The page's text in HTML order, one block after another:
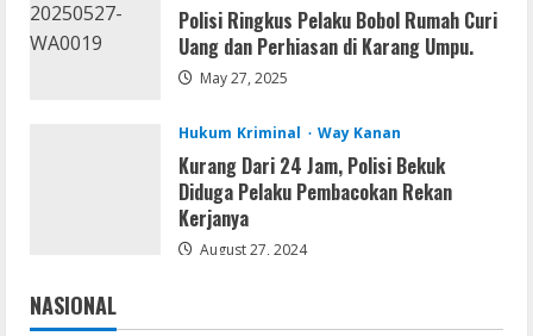
Movies
Vertex Force 2026 BRRip UHD DDP5.1
𝐘𝐢𝐟𝐲 𝐌𝐨𝐯𝐢𝐞𝐬 Magnet
Resettools
Vpn One Click Cracked x86-x64 [no
Virus]
Polisi Ringkus Pelaku Bobol Rumah Curi
Uang dan Perhiasan di Karang Umpu.
May 27, 2025
Hukum Kriminal Way Kanan
Kurang Dari 24 Jam, Polisi Bekuk
Diduga Pelaku Pembacokan Rekan
Kerjanya
August 27, 2024
NASIONAL
Jakarta